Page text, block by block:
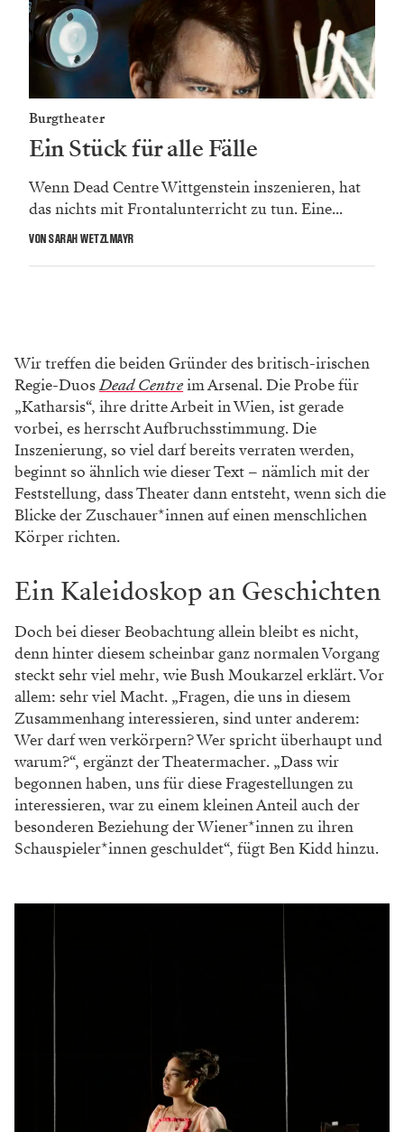
Burgtheater
Ein Stück für alle Fälle
Wenn Dead Centre Wittgenstein inszenieren, hat
das nichts mit Frontalunterricht zu tun. Eine...
VON SARAH WETZLMAYR
Wir treffen die beiden Gründer des britisch-irischen
Regie-DuosDead Centreim Arsenal. Die Probe für
„Katharsis“, ihre dritte Arbeit in Wien, ist gerade
vorbei, es herrscht Aufbruchsstimmung. Die
Inszenierung, so viel darf bereits verraten werden,
beginnt so ähnlich wie dieser Text – nämlich mit der
Feststellung, dass Theater dann entsteht, wenn sich die
Blicke der Zuschauer*innen auf einen menschlichen
Körper richten.
Ein Kaleidoskop an Geschichten
Doch bei dieser Beobachtung allein bleibt es nicht,
denn hinter diesem scheinbar ganz normalen Vorgang
steckt sehr viel mehr, wie Bush Moukarzel erklärt. Vor
allem: sehr viel Macht. „Fragen, die uns in diesem
Zusammenhang interessieren, sind unter anderem:
Wer darf wen verkörpern? Wer spricht überhaupt und
warum?“, ergänzt der Theatermacher. „Dass wir
begonnen haben, uns für diese Fragestellungen zu
interessieren, war zu einem kleinen Anteil auch der
besonderen Beziehung der Wiener*innen zu ihren
Schauspieler*innen geschuldet“, fügt Ben Kidd hinzu.